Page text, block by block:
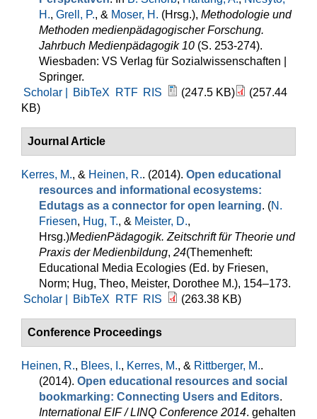
H., Grell, P., & Moser, H. (Hrsg.), Methodologie und
Methoden medienpädagogischer Forschung.
Jahrbuch Medienpädagogik 10 (S. 253-274).
Wiesbaden: VS Verlag für Sozialwissenschaften |
Springer.
Scholar |
BibTeX RTF RIS (247.5 KB)
(257.44
KB)
Journal Article
Kerres, M., & Heinen, R.. (2014). Open educational
resources and informational ecosystems:
Edutags as a connector for open learning. (N.
Friesen, Hug, T., & Meister, D.,
Hrsg.)MedienPädagogik. Zeitschrift für Theorie und
Praxis der Medienbildung, 24(Themenheft:
Educational Media Ecologies (Ed. by Friesen,
Norm; Hug, Theo, Meister, Dorothee M.), 154–173.
Scholar |
BibTeX RTF RIS (263.38 KB)
Conference Proceedings
Heinen, R., Blees, I., Kerres, M., & Rittberger, M..
(2014). Open educational resources and social
bookmarking: Connecting Users and Editors.
International EIF / LINQ Conference 2014. gehalten